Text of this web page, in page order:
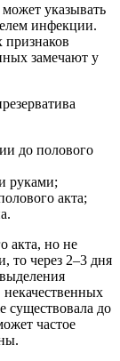
указывать
инфекции.
замечают у
до полового
руками;
акта;
акта, но не
то через 2–3 дня
существовала до
частое